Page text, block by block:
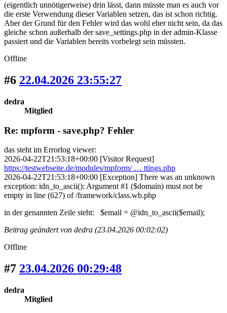
(eigentlich unnötigerweise) drin lässt, dann müsste man es auch vor
die erste Verwendung dieser Variablen setzen, das ist schon richtig.
Aber der Grund für den Fehler wird das wohl eher nicht sein, da das
gleiche schon außerhalb der save_settings.php in der admin-Klasse
passiert und die Variablen bereits vorbelegt sein müssten.
Offline
#6 22.04.2026 23:55:27
dedra
Mitglied
Re: mpform - save.php? Fehler
das steht im Errorlog viewer:
2026-04-22T21:53:18+00:00 [Visitor Request]
https://testwebseite.de/modules/mpform/ … ttings.php
2026-04-22T21:53:18+00:00 [Exception] There was an unknown
exception: idn_to_ascii(): Argument #1 ($domain) must not be
empty in line (627) of /framework/class.wb.php
in der genannten Zeile steht: $email = @idn_to_ascii($email);
Beitrag geändert von dedra (23.04.2026 00:02:02)
Offline
#7 23.04.2026 00:29:48
dedra
Mitglied